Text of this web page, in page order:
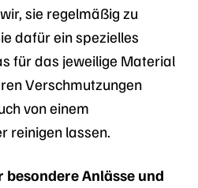
sie regelmäßig zu
dafür ein spezielles
für das jeweilige Material
Verschmutzungen
von einem
reinigen lassen.
Anlässe und